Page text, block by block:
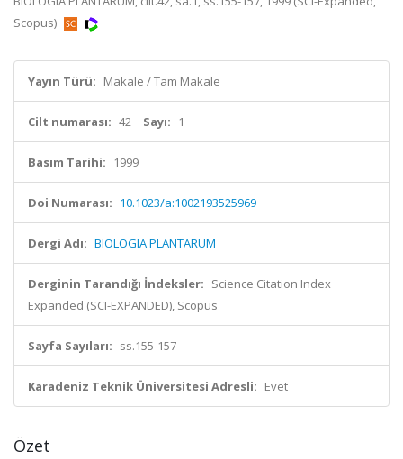
Scopus)
Yayın Türü: Makale / Tam Makale
Cilt numarası: 42 Sayı: 1
Basım Tarihi: 1999
Doi Numarası: 10.1023/a:1002193525969
Dergi Adı: BIOLOGIA PLANTARUM
Derginin Tarandığı İndeksler: Science Citation Index
Expanded (SCI-EXPANDED), Scopus
Sayfa Sayıları: ss.155-157
Karadeniz Teknik Üniversitesi Adresli: Evet
Özet